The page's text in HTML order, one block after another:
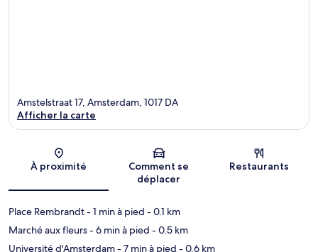
Carte
Amstelstraat 17, Amsterdam, 1017 DA
Afficher la carte
À proximité
Comment se
déplacer
Restaurants
Place Rembrandt- 1 min à pied - 0.1 km
Marché aux fleurs- 6 min à pied - 0.5 km
Université d'Amsterdam- 7 min à pied - 0.6 km